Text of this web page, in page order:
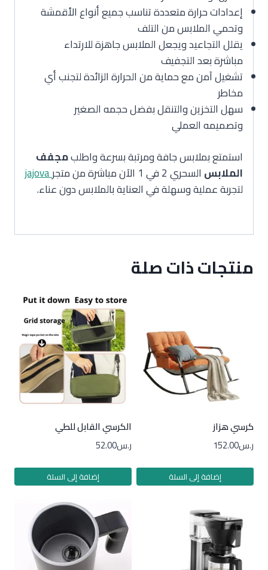
إعدادات حرارة متعددة تناسب جميع أنواع الأقمشة
وتحمي الملابس من التلف
يقلل التجاعيد ويجعل الملابس جاهزة للارتداء
مباشرة بعد التجفيف
تشغيل آمن مع حماية من الحرارة الزائدة لتجنب أي
مخاطر
سهل التخزين والتنقل بفضل حجمه الصغير
وتصميمه العملي
استمتع بملابس جافة ومرتبة بسرعة واطلبمجفف
الملابس السحري 2 في 1 الآن مباشرة من متجر
jajova
لتجربة عملية وسهلة في العناية بالملابس دون عناء.
منتجات ذات صلة
كرسي هزاز
ر.س152.00
إضافة إلى السلة
الكرسي القابل للطي
ر.س52.00
إضافة إلى السلة